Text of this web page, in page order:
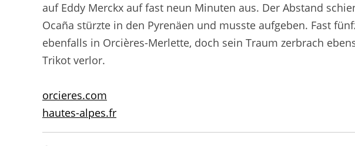
auf Eddy Merckx auf fast neun Minuten aus. Der Abstand
Ocaña stürzte in den Pyrenäen und musste aufgeben. Fast
ebenfalls in Orcières-Merlette, doch sein Traum zerbrach
Trikot verlor.
orcieres.com
hautes-alpes.fr